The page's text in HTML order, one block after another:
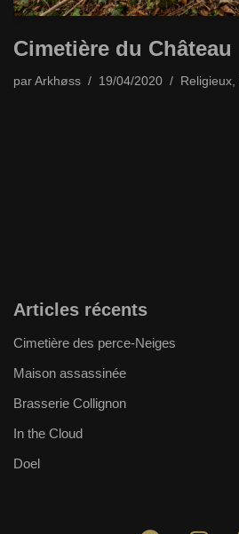
Cimetière du Château
par Arkhøss 19/04/2020 Religieux
Articles récents
Cimetière des perce-Neiges
Maison assassinée
Brasserie Collignon
In the Cloud
Doel